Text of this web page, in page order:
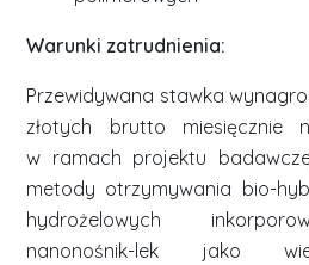
Warunki zatrudnienia:
Przewidywana stawka
złotych brutto miesięcznie
w ramach projektu
metody otrzymywania bio-
hydrożelowych
nanonośnik-lek jako